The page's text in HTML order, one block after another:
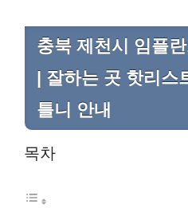
충북 제천시 임플
| 잘하는 곳 핫리스
틀니 안내
목차